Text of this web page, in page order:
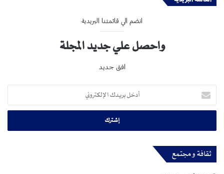
انضم الي قائمتنا البريدية
واحصل علي جديد المجلة
افق جديد
أدخل
بريدك
الإلكتروني
ثقافة و مجتمع